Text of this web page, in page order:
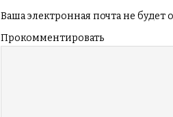
Ваша электронная почта не будет
Прокомментировать